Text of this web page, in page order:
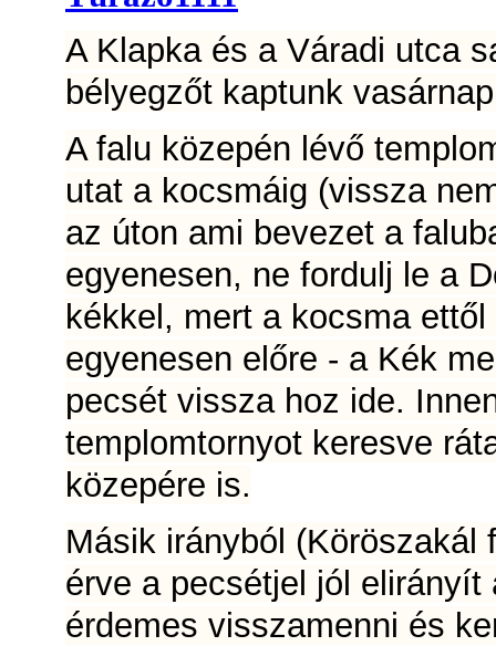
A Klapka és a Váradi utca
bélyegzőt kaptunk
A falu közepén lévő
utat a kocsmáig (vissza
az úton ami bevezet a
egyenesen, ne fordulj le a
kékkel, mert a kocsma
egyenesen előre - a Kék
pecsét vissza hoz ide.
templomtornyot keresve
közepére is.
Másik irányból (Köröszakál
érve a pecsétjel jól
érdemes visszamenni és